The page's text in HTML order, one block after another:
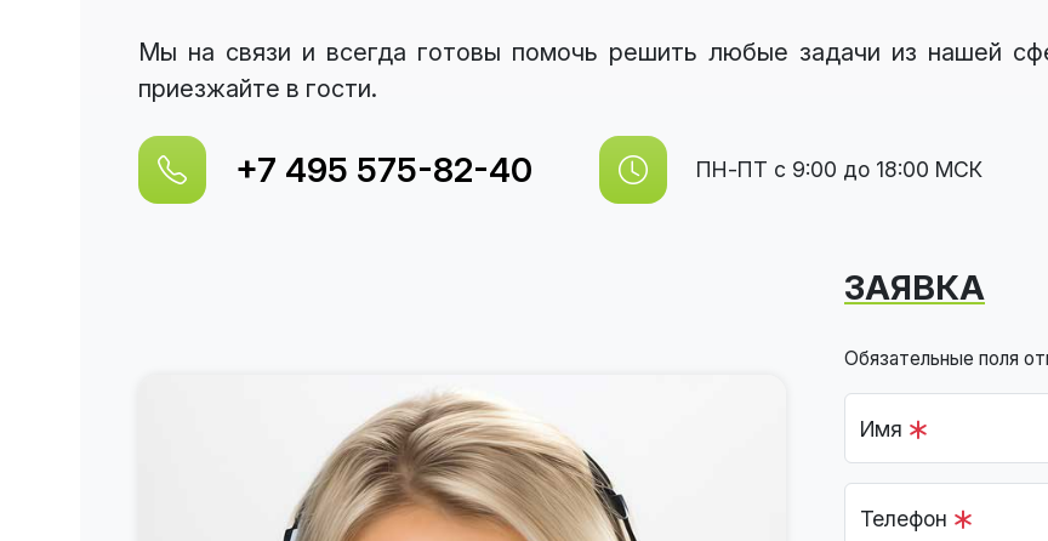
Мы на связи и всегда готовы помочь решить любые задачи из нашей
приезжайте в гости.
+7 495 575-82-40 ПН-ПТ с 9:00 до 18:00 МСК
ЗАЯВКА
Обязательные поля
Имя
Телефон